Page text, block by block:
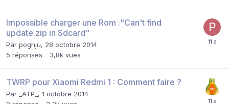
Impossible charger une Rom :"Can't find
update.zip in Sdcard"
Par poghju, 28 octobre 2014
5 réponses 3,8k vues
TWRP pour Xiaomi Redmi 1 : Comment faire ?
Par _ATP_ , 1 octobre 2014